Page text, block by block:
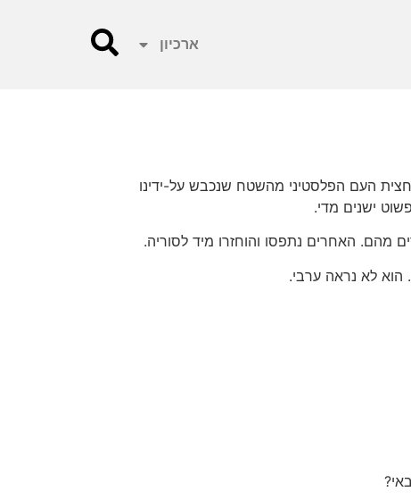
ארכיון
העם הפלסטיני מהשטח שנכבש על-ידינו
ישנים מדי.
הוא לא נראה ערבי.